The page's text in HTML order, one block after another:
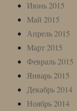
Июнь 2015
Май 2015
Апрель 2015
Март 2015
Февраль 2015
Январь 2015
Декабрь 2014
Ноябрь 2014